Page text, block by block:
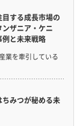
する成長市場の
ザニア・ケニ
と未来戦略
業を牽引している
みつが秘める未